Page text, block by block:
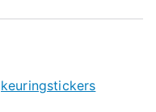
keuringstickers